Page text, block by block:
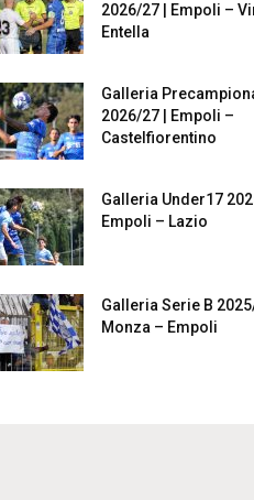
2026/27 | Empoli –
Entella
Galleria
2026/27 | Empoli –
Castelfiorentino
Galleria Under17
Empoli – Lazio
Galleria Serie B 2025/
Monza – Empoli